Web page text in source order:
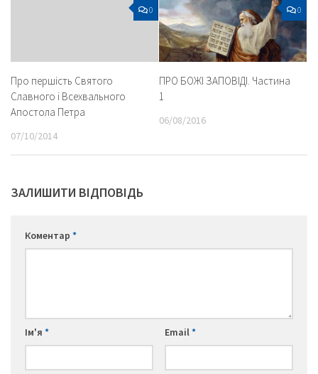
0
Про першість Святого
Славного і Всехвального
Апостола Петра
07/10/2014
0
ПРО БОЖІ ЗАПОВІДІ. Частина
1
06/08/2016
ЗАЛИШИТИ ВІДПОВІДЬ
Коментар *
Ім'я * Email*